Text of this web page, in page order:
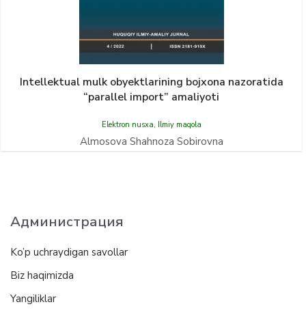
Intellektuаl mulk obyektlаrining bojxonа nаzorаtidа
“pаrаllel import” аmаliyoti
Elektron nusxa, Ilmiy maqola
Аlmosova Shahnoza Sobirovna
Администрация
Ko’p uchraydigan savollar
Biz haqimizda
Yangiliklar